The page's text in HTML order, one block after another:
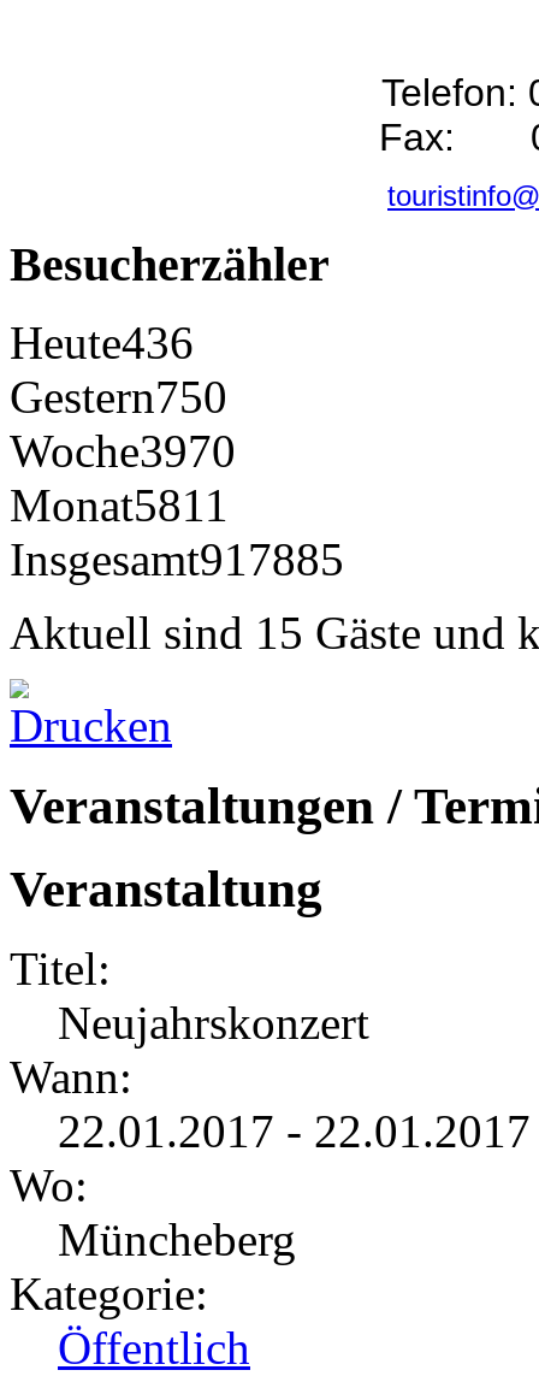
Telefon:
Fax:
Besucherzähler
Heute436
Gestern750
Woche3970
Monat5811
Insgesamt917885
Aktuell sind 15 Gäste und
Veranstaltungen /
Veranstaltung
Titel:
Neujahrskonzert
Wann:
22.01.2017 -
Wo:
Müncheberg
Kategorie:
Öffentlich